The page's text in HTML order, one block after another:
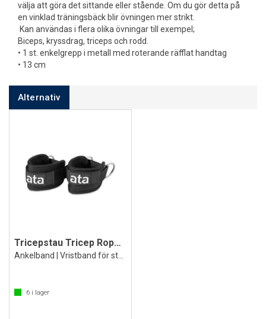
välja att göra det sittande eller stående. Om du gör detta på
en vinklad träningsbäck blir övningen mer strikt.
Kan användas i flera olika övningar till exempel;
Biceps, kryssdrag, triceps och rodd.
• 1 st. enkelgrepp i metall med roterande räfflat handtag
• 13 cm
Alternativ
Tricepstau Tricep Rope 2.0 Long ata
6 i lager